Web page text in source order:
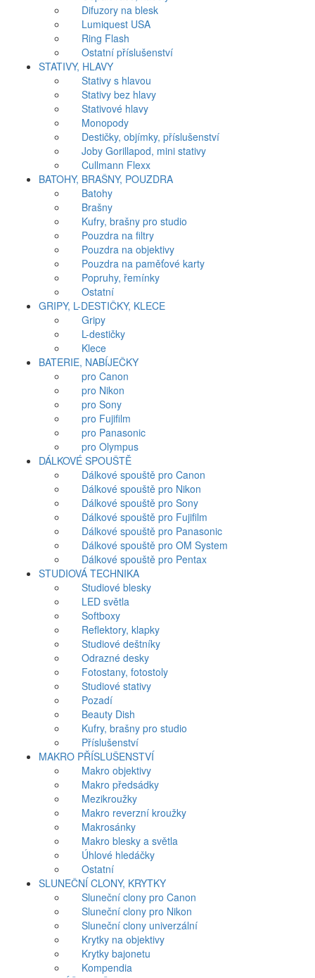
Difuzory na blesk
Lumiquest USA
Ring Flash
Ostatní příslušenství
STATIVY, HLAVY
Stativy s hlavou
Stativy bez hlavy
Stativové hlavy
Monopody
Destičky, objímky, příslušenství
Joby Gorillapod, mini stativy
Cullmann Flexx
BATOHY, BRAŠNY, POUZDRA
Batohy
Brašny
Kufry, brašny pro studio
Pouzdra na filtry
Pouzdra na objektivy
Pouzdra na paměťové karty
Popruhy, řemínky
Ostatní
GRIPY, L-DESTIČKY, KLECE
Gripy
L-destičky
Klece
BATERIE, NABÍJEČKY
pro Canon
pro Nikon
pro Sony
pro Fujifilm
pro Panasonic
pro Olympus
DÁLKOVÉ SPOUŠTĚ
Dálkové spouště pro Canon
Dálkové spouště pro Nikon
Dálkové spouště pro Sony
Dálkové spouště pro Fujifilm
Dálkové spouště pro Panasonic
Dálkové spouště pro OM System
Dálkové spouště pro Pentax
STUDIOVÁ TECHNIKA
Studiové blesky
LED světla
Softboxy
Reflektory, klapky
Studiové deštníky
Odrazné desky
Fotostany, fotostoly
Studiové stativy
Pozadí
Beauty Dish
Kufry, brašny pro studio
Příslušenství
MAKRO PŘÍSLUŠENSTVÍ
Makro objektivy
Makro předsádky
Mezikroužky
Makro reverzní kroužky
Makrosánky
Makro blesky a světla
Úhlové hledáčky
Ostatní
SLUNEČNÍ CLONY, KRYTKY
Sluneční clony pro Canon
Sluneční clony pro Nikon
Sluneční clony univerzální
Krytky na objektivy
Krytky bajonetu
Kompendia